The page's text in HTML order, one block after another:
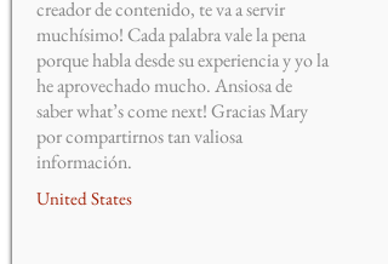
creador de contenido, te va a servir
muchísimo! Cada palabra vale la pena
porque habla desde su experiencia y yo la
he aprovechado mucho. Ansiosa de
saber what’s come next! Gracias Mary
por compartirnos tan valiosa
información.
United States